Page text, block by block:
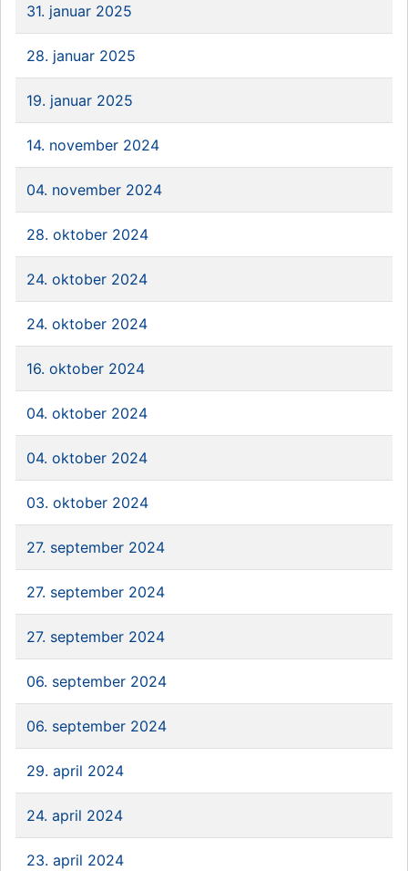
31. januar 2025
28. januar 2025
19. januar 2025
14. november 2024
04. november 2024
28. oktober 2024
24. oktober 2024
24. oktober 2024
16. oktober 2024
04. oktober 2024
04. oktober 2024
03. oktober 2024
27. september 2024
27. september 2024
27. september 2024
06. september 2024
06. september 2024
29. april 2024
24. april 2024
23. april 2024